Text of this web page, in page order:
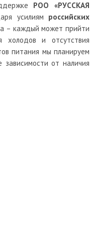
РОО «РУССКАЯ
усилиям российских
– каждый может прийти
холодов и отсутствия
питания мы планируем
от наличия